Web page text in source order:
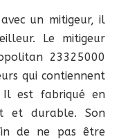
un mitigeur, il
Le mitigeur
23325000
qui contiennent
Il est fabriqué en
et durable. Son
de ne pas être